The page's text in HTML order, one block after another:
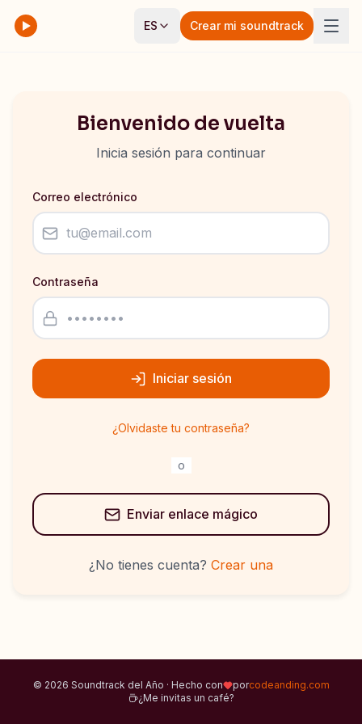
ES Crear mi soundtrack
Bienvenido de vuelta
Inicia sesión para continuar
Correo electrónico
Contraseña
Iniciar sesión
¿Olvidaste tu contraseña?
o
Enviar enlace mágico
¿No tienes cuenta? Crear una
© 2026 Soundtrack del Año · Hecho con porcodeanding.com
¿Me invitas un café?